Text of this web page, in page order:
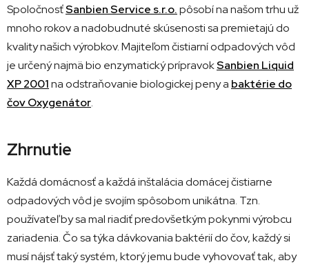
SpoločnosťSanbien Service s.r.o.pôsobí na našom trhu už
mnoho rokov a nadobudnuté skúsenosti sa premietajú do
kvality našich výrobkov. Majiteľom čistiarní odpadových vôd
je určený najmä bio enzymatický prípravokSanbien Liquid
XP 2001na odstraňovanie biologickej peny a baktérie do
čov Oxygenátor.
Zhrnutie
Každá domácnosť a každá inštalácia domácej čistiarne
odpadových vôd je svojím spôsobom unikátna. Tzn.
používateľ by sa mal riadiť predovšetkým pokynmi výrobcu
zariadenia. Čo sa týka dávkovania baktérií do čov, každý si
musí nájsť taký systém, ktorý jemu bude vyhovovať tak, aby